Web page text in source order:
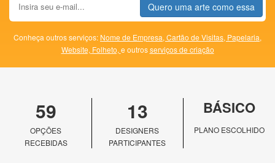
Quero uma arte como essa
Conheça outros serviços: Nome de Empresa, Cartão de Visitas, Papelaria,
Website, Folheto, e outrosserviços de criação
59
OPÇÕES
RECEBIDAS
13
DESIGNERS
PARTICIPANTES
BÁSICO
PLANO ESCOLHIDO